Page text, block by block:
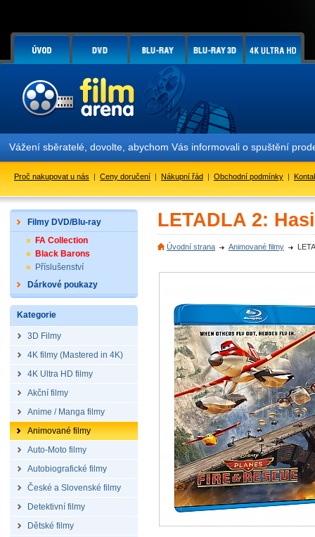
Vážení sběratelé, dovolte, abychom Vás informovali o spuštění
Proč nakupovat u nás | Ceny doručení | Nákupní řád | Obchodní podmínky |
Filmy DVD/Blu-ray
FA Collection
Black Barons
Příslušenství
Dárkové poukazy
Kategorie
3D Filmy
4K filmy (Mastered in 4K)
4K Ultra HD filmy
Akční filmy
Anime / Manga filmy
Animované filmy
Auto-Moto filmy
Autobiografické filmy
České a Slovenské filmy
Detektivní filmy
Dětské filmy
LETADLA 2:
Úvodní strana Animované filmy